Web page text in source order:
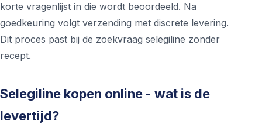
korte vragenlijst in die wordt beoordeeld. Na
goedkeuring volgt verzending met discrete levering.
Dit proces past bij de zoekvraag selegiline zonder
recept.
Selegiline kopen online - wat is de
levertijd?